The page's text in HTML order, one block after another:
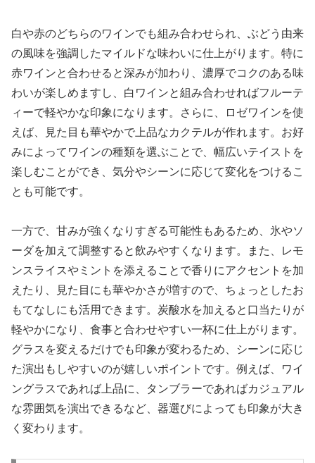
白や赤のどちらのワインでも組み合わせられ、ぶどう由来
の風味を強調したマイルドな味わいに仕上がります。特に
赤ワインと合わせると深みが加わり、濃厚でコクのある味
わいが楽しめますし、白ワインと組み合わせればフルーテ
ィーで軽やかな印象になります。さらに、ロゼワインを使
えば、見た目も華やかで上品なカクテルが作れます。お好
みによってワインの種類を選ぶことで、幅広いテイストを
楽しむことができ、気分やシーンに応じて変化をつけるこ
とも可能です。
一方で、甘みが強くなりすぎる可能性もあるため、氷やソ
ーダを加えて調整すると飲みやすくなります。また、レモ
ンスライスやミントを添えることで香りにアクセントを加
えたり、見た目にも華やかさが増すので、ちょっとしたお
もてなしにも活用できます。炭酸水を加えると口当たりが
軽やかになり、食事と合わせやすい一杯に仕上がります。
グラスを変えるだけでも印象が変わるため、シーンに応じ
た演出もしやすいのが嬉しいポイントです。例えば、ワイ
ングラスであれば上品に、タンブラーであればカジュアル
な雰囲気を演出できるなど、器選びによっても印象が大き
く変わります。